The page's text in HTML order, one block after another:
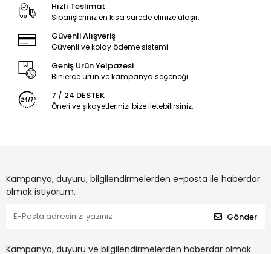
Hızlı Teslimat
Siparişleriniz en kısa sürede elinize ulaşır.
Güvenli Alışveriş
Güvenli ve kolay ödeme sistemi
Geniş Ürün Yelpazesi
Binlerce ürün ve kampanya seçeneği
7 / 24 DESTEK
Öneri ve şikayetlerinizi bize iletebilirsiniz.
Kampanya, duyuru, bilgilendirmelerden e-posta ile haberdar
olmak istiyorum.
Gönder
Kampanya, duyuru ve bilgilendirmelerden haberdar olmak